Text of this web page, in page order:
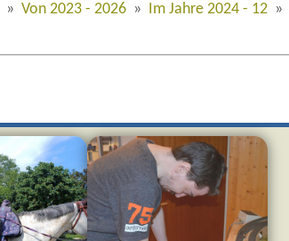
» Von 2023 - 2026 » Im Jahre 2024 - 12 »